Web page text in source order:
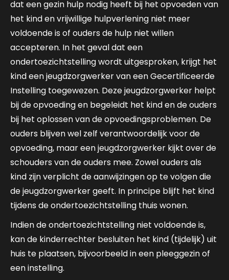
dat een gezin hulp nodig heeft bij het opvoeden van
het kind en vrijwillige hulpverlening niet meer
voldoende is of ouders de hulp niet willen
accepteren. In het geval dat een
ondertoezichtstelling wordt uitgesproken, krijgt het
kind een jeugdzorgwerker van een Gecertificeerde
Instelling toegewezen. Deze jeugdzorgwerker helpt
bij de opvoeding en begeleidt het kind en de ouders
bij het oplossen van de opvoedingsproblemen. De
ouders blijven wel zelf verantwoordelijk voor de
opvoeding, maar een jeugdzorgwerker kijkt over de
schouders van de ouders mee. Zowel ouders als
kind zijn verplicht de aanwijzingen op te volgen die
de jeugdzorgwerker geeft. In principe blijft het kind
tijdens de ondertoezichtstelling thuis wonen.
Indien de ondertoezichtstelling niet voldoende is,
kan de kinderrechter besluiten het kind (tijdelijk) uit
huis te plaatsen, bijvoorbeeld in een pleeggezin of
een instelling.